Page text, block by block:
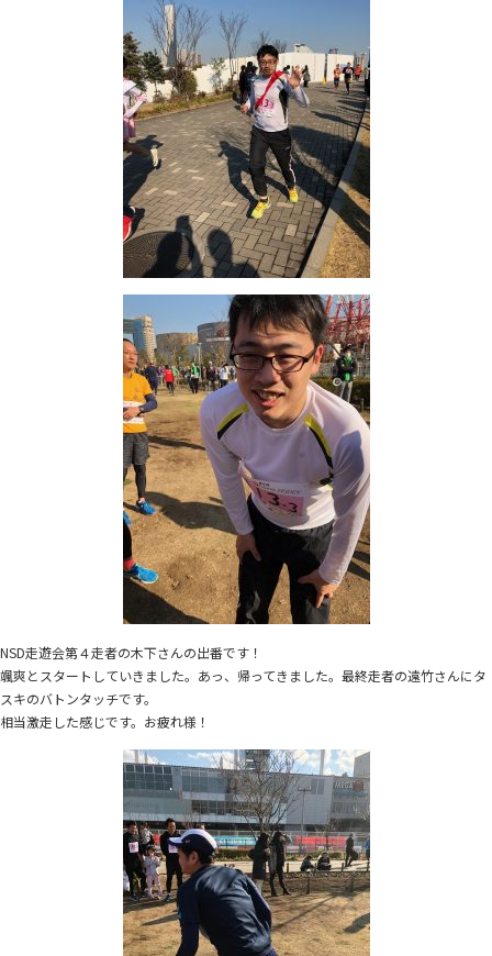
NSD走遊会第４走者の木下さんの出番です！
颯爽とスタートしていきました。あっ、帰ってきました。最終走者の遠竹さんにタ
スキのバトンタッチです。
相当激走した感じです。お疲れ様！